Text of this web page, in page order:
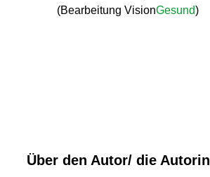
(Bearbeitung VisionGesund)
Über den Autor/ die Autorin